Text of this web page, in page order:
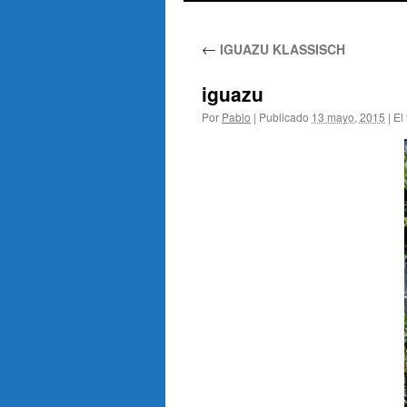
contenido
← IGUAZU KLASSISCH
iguazu
Por Pablo | Publicado 13 mayo, 2015 | El